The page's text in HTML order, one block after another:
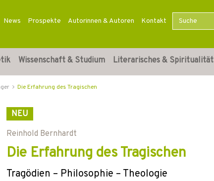
News Prospekte Autorinnen & Autoren Kontakt
Wissenschaft & Studium Literarisches & Spiritualität
Die Erfahrung des Tragischen
NEU
Reinhold Bernhardt
Die Erfahrung des Tragischen
Tragödien – Philosophie – Theologie